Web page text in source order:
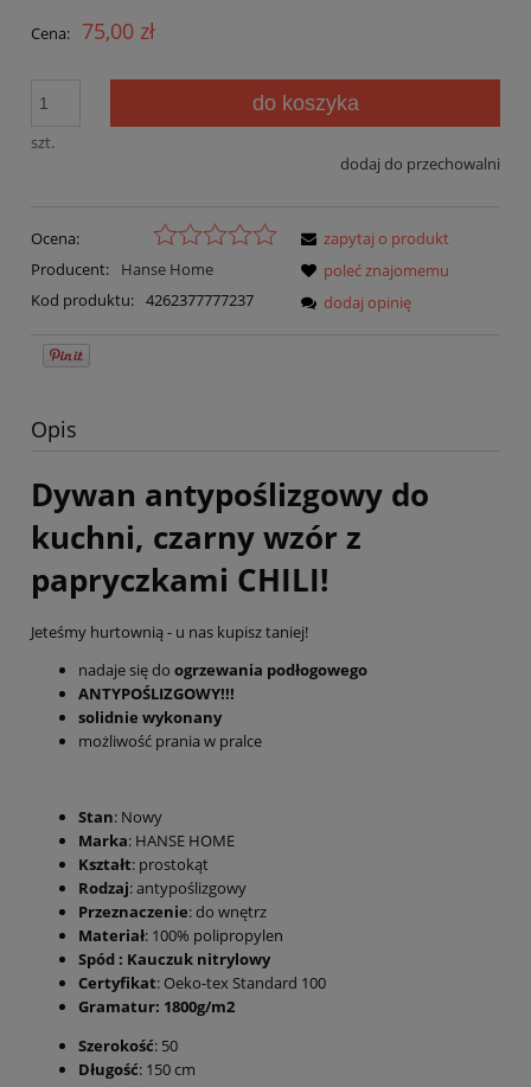
Cena: 75,00 zł
szt.
do koszyka
dodaj do przechowalni
Ocena:
Producent:
Hanse Home
Kod produktu: 4262377777237
zapytaj o produkt
poleć znajomemu
dodaj opinię
Opis
Dywan antypoślizgowy do
kuchni, czarny wzór z
papryczkami CHILI!
Jeteśmy hurtownią - u nas kupisz taniej!
nadaje się do ogrzewania podłogowego
ANTYPOŚLIZGOWY!!!
solidnie wykonany
możliwość prania w pralce
Stan: Nowy
Marka: HANSE HOME
Kształt: prostokąt
Rodzaj: antypoślizgowy
Przeznaczenie: do wnętrz
Materiał: 100% polipropylen
Spód : Kauczuk nitrylowy
Certyfikat: Oeko-tex Standard 100
Gramatur: 1800g/m2
Szerokość: 50
Długość: 150 cm